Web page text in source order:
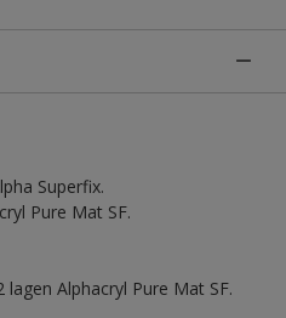
Superfix.
Pure Mat SF.
Alphacryl Pure Mat SF.